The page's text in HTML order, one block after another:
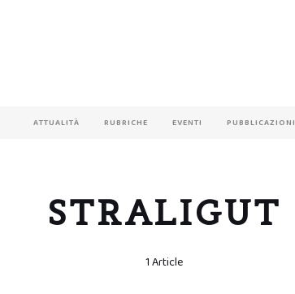
ATTUALITÀ RUBRICHE EVENTI PUBBLICAZIONI
STRALIGUT
1 Article